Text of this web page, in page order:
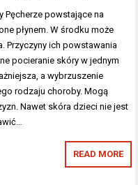
Pęcherze powstające na
płynem. W środku może
Przyczyny ich powstawania
pocieranie skóry w jednym
a wybrzuszenie
rodzaju choroby. Mogą
Nawet skóra dzieci nie jest
READ MORE